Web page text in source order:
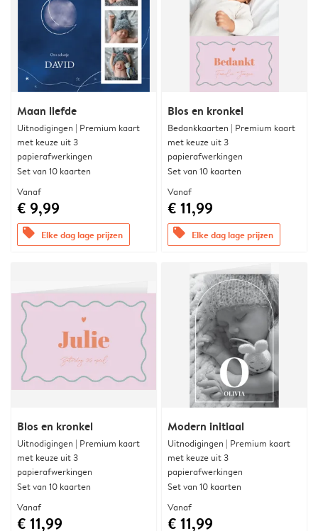
Maan liefde
Uitnodigingen | Premium kaart
met keuze uit 3
papierafwerkingen
Set van 10 kaarten
Vanaf
€ 9,99
offers Elke dag lage prijzen
Blos en kronkel
Bedankkaarten | Premium kaart
met keuze uit 3
papierafwerkingen
Set van 10 kaarten
Vanaf
€ 11,99
offers Elke dag lage prijzen
Blos en kronkel
Uitnodigingen | Premium kaart
met keuze uit 3
papierafwerkingen
Set van 10 kaarten
Vanaf
€ 11,99
Modern initiaal
Uitnodigingen | Premium kaart
met keuze uit 3
papierafwerkingen
Set van 10 kaarten
Vanaf
€ 11,99